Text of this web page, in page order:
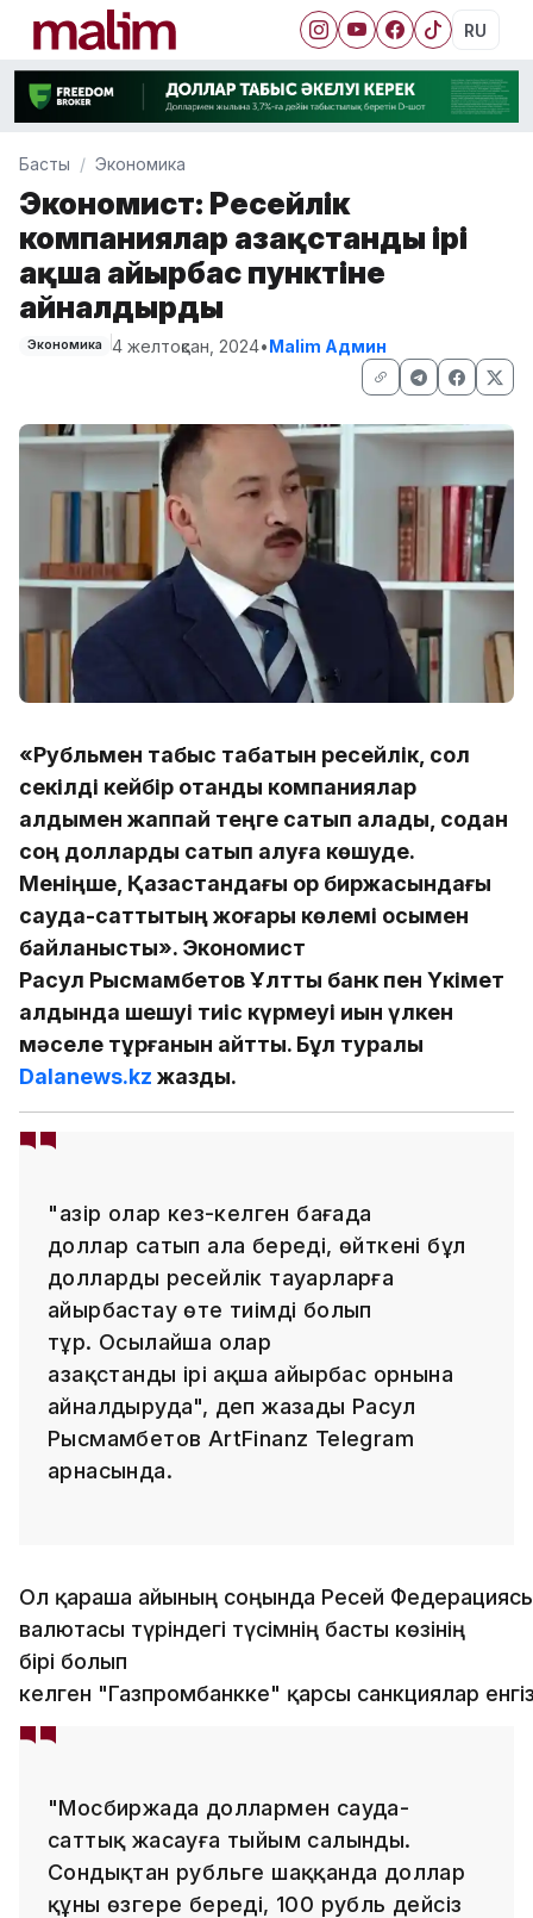
RU
Басты Экономика
Экономист: Ресейлік
компаниялар Қазақстанды ірі
ақша айырбас пунктіне
айналдырды
Экономика 4 желтоқсан, 2024•Malim Админ
«Рубльмен табыс табатын ресейлік, сол
секілді кейбір отандық компаниялар
алдымен жаппай теңге сатып алады, содан
соң долларды сатып алуға көшуде.
Меніңше, Қазақстандағы қор биржасындағы
сауда-саттықтың жоғары көлемі осымен
байланысты». Экономист
Расул Рысмамбетов Ұлттық банк пен Үкімет
алдында шешуі тиіс күрмеуі қиын үлкен
мәселе тұрғанын айтты. Бұл туралы
Dalanews.kz жазды.
"Қазір олар кез-келген бағада
доллар сатып ала береді, өйткені бұл
долларды ресейлік тауарларға
айырбастау өте тиімді болып
тұр. Осылайша олар
Қазақстанды ірі ақша айырбас орнына
айналдыруда", деп жазады Расул
Рысмамбетов ArtFinanz Telegram
арнасында.
Ол қараша айының соңында Ресей
валютасы түріндегі түсімнің басты көзінің
бірі болып
келген "Газпромбанкке" қарсы санкциялар
"Мосбиржада доллармен сауда-
саттық жасауға тыйым салынды.
Сондықтан рубльге шаққанда доллар
құны өзгере береді, 100 рубль дейсіз